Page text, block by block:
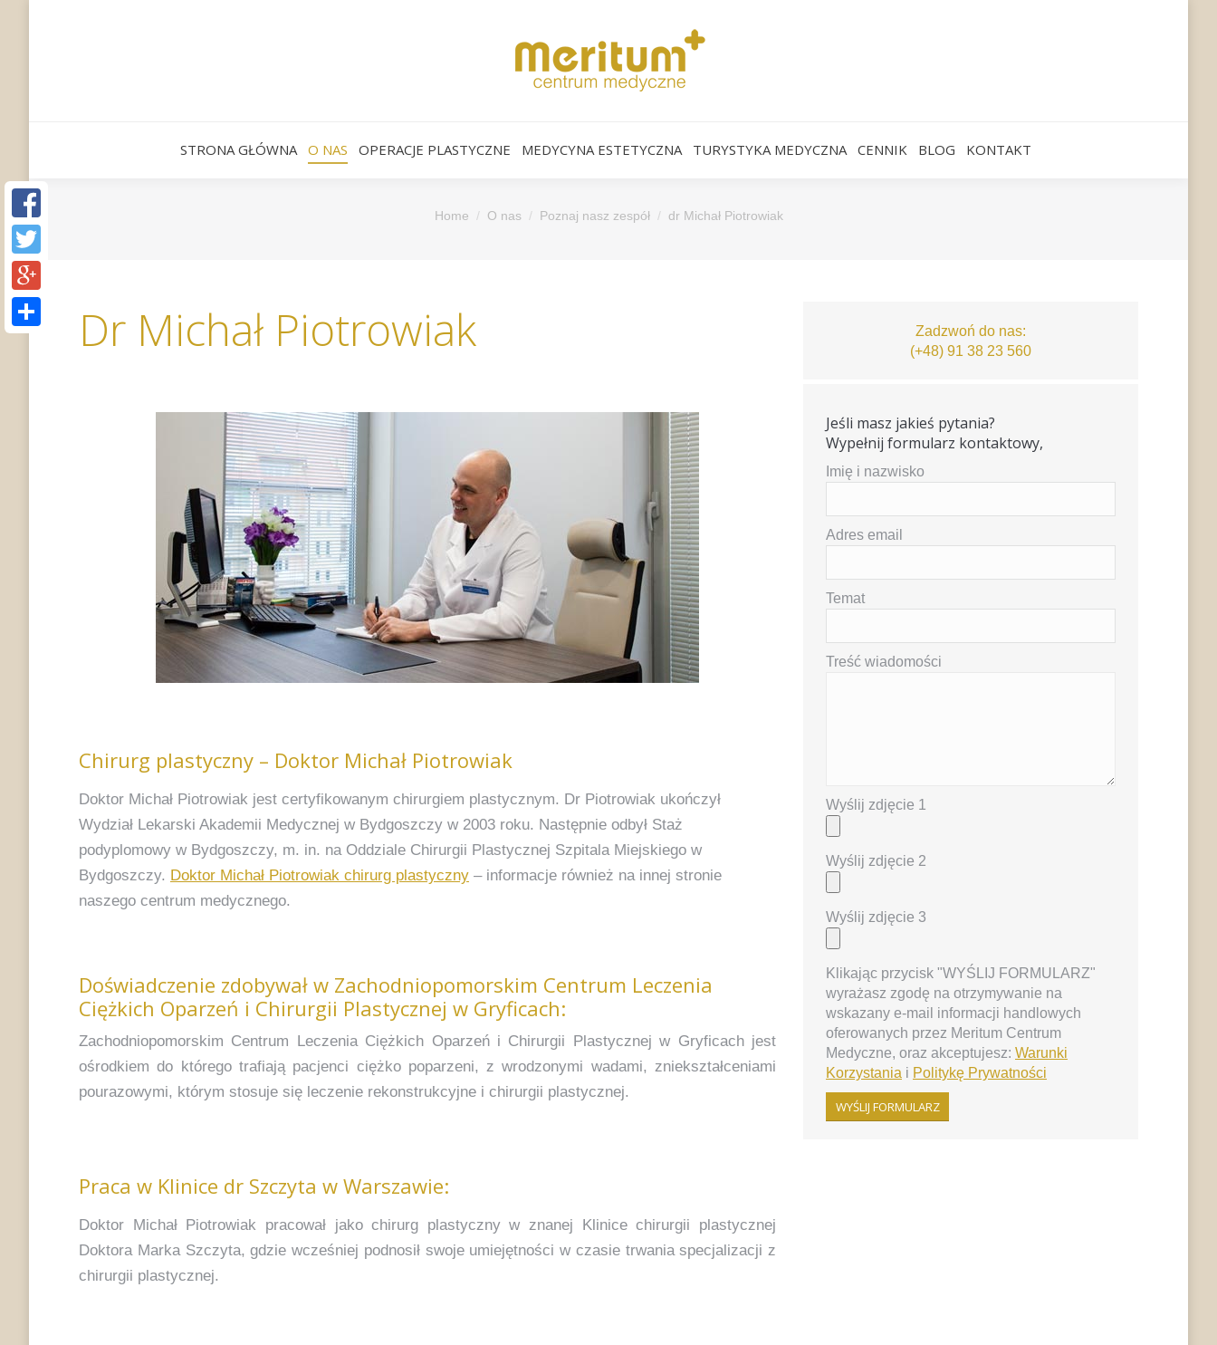
STRONA GŁÓWNA O NAS OPERACJE PLASTYCZNE MEDYCYNA ESTETYCZNA TURYSTYKA MEDYCZNA CENNIK BLOG KONTAKT
Home O nas Poznaj nasz zespół dr Michał Piotrowiak
Dr Michał Piotrowiak
Chirurg plastyczny – Doktor Michał Piotrowiak
Doktor Michał Piotrowiak jest certyfikowanym chirurgiem plastycznym. Dr Piotrowiak ukończył
Wydział Lekarski Akademii Medycznej w Bydgoszczy w 2003 roku. Następnie odbył Staż
podyplomowy w Bydgoszczy, m. in. na Oddziale Chirurgii Plastycznej Szpitala Miejskiego w
Bydgoszczy. Doktor Michał Piotrowiak chirurg plastyczny – informacje również na innej stronie
naszego centrum medycznego.
Doświadczenie zdobywał w Zachodniopomorskim Centrum Leczenia
Ciężkich Oparzeń i Chirurgii Plastycznej w Gryficach:
Zachodniopomorskim Centrum Leczenia Ciężkich Oparzeń i Chirurgii Plastycznej w Gryficach jest
ośrodkiem do którego trafiają pacjenci ciężko poparzeni, z wrodzonymi wadami, zniekształceniami
pourazowymi, którym stosuje się leczenie rekonstrukcyjne i chirurgii plastycznej.
Praca w Klinice dr Szczyta w Warszawie:
Doktor Michał Piotrowiak pracował jako chirurg plastyczny w znanej Klinice chirurgii plastycznej
Doktora Marka Szczyta, gdzie wcześniej podnosił swoje umiejętności w czasie trwania specjalizacji z
chirurgii plastycznej.
Zadzwoń do nas:
(+48) 91 38 23 560
Jeśli masz jakieś pytania?
Wypełnij formularz kontaktowy,
Imię i nazwisko
Adres email
Temat
Treść wiadomości
Wyślij zdjęcie 1
Wyślij zdjęcie 2
Wyślij zdjęcie 3
Klikając przycisk "WYŚLIJ FORMULARZ"
wyrażasz zgodę na otrzymywanie na
wskazany e-mail informacji handlowych
oferowanych przez Meritum Centrum
Medyczne, oraz akceptujesz: Warunki
Korzystania i Politykę Prywatności